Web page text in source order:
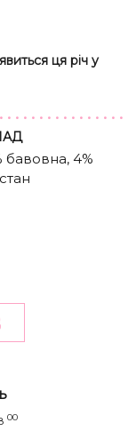
ця річ у
бавовна, 4%
00